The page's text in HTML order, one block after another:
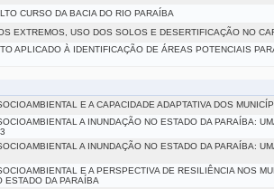
CURSO DA BACIA DO RIO PARAÍBA
EXTREMOS, USO DOS SOLOS E DESERTIFICAÇÃO NO
APLICADO À IDENTIFICAÇÃO DE ÁREAS POTENCIAIS
E A CAPACIDADE ADAPTATIVA DOS
A INUNDAÇÃO NO ESTADO DA PARAÍBA:
A INUNDAÇÃO NO ESTADO DA PARAÍBA:
E A PERSPECTIVA DE RESILIÊNCIA NOS
ESTADO DA PARAÍBA